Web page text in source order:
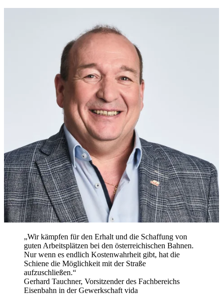
„Wir kämpfen für den Erhalt und die Schaffung von
guten Arbeitsplätzen bei den österreichischen Bahnen.
Nur wenn es endlich Kostenwahrheit gibt, hat die
Schiene die Möglichkeit mit der Straße
aufzuschließen.“
Gerhard Tauchner, Vorsitzender des Fachbereichs
Eisenbahn in der Gewerkschaft vida